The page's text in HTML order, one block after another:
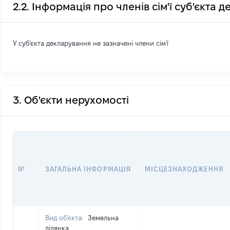
2.2. Інформація про членів сім'ї суб'єкта
У суб'єкта декларування не зазначені члени сім'ї
3. Об'єкти нерухомості
№ ЗАГАЛЬНА ІНФОРМАЦІЯ МІСЦЕЗНАХОДЖЕННЯ
Вид об'єкта:
Земельна
ділянка